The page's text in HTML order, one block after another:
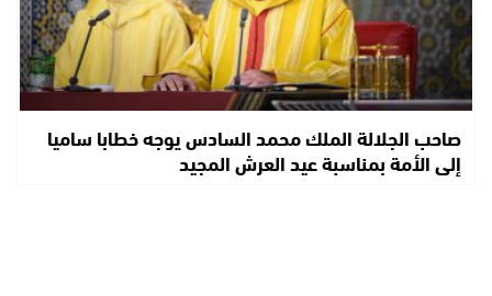
صاحب الجلالة الملك محمد السادس يوجه خطابا ساميا
إلى الأمة بمناسبة عيد العرش المجيد